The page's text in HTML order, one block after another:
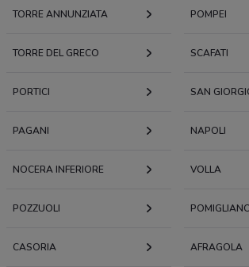
TORRE ANNUNZIATA POMPEI
TORRE DEL GRECO SCAFATI
PORTICI SAN
PAGANI NAPOLI
NOCERA INFERIORE VOLLA
POZZUOLI
CASORIA AFRAGOLA